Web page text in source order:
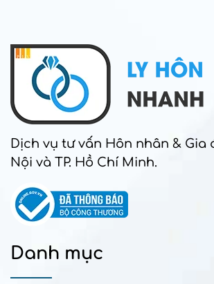
Dịch vụ tư vấn Hôn nhân & Gia
Nội và TP. Hồ Chí Minh.
Danh mục